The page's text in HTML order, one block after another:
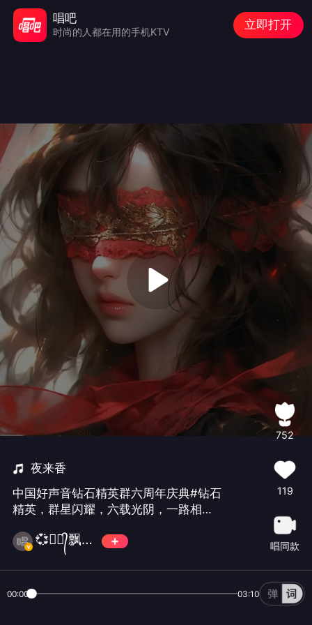
夜来香
中国好声音钻石精英群六周年庆典#钻石
精英，群星闪耀，六载光阴，一路相
来的日子愿与您共赏四季繁华，创造更
多的辉煌！🎈🎈🎈🎉🎉🎉
💞✿ꦿ᭄飘雪এ᭄ꦿ💞
752
119
唱同款
00:00 03:10
唱吧
时尚的人都在用的手机KTV
立即打开